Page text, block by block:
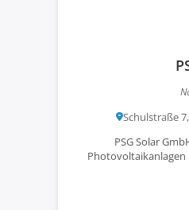
Schulstraße
PSG Solar
Photovoltaikanlagen